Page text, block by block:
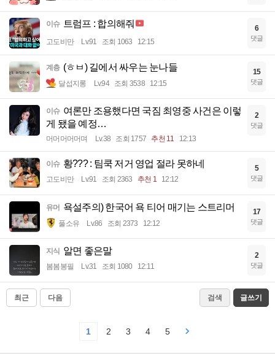
이슈 트럼프 : 합의해줘
고도비만 Lv.91 조회 1063 12:15
6
댓글
계층 (ㅎㅂ) 길에서 싸우는 눈나들
달섭지롱 Lv.94 조회 3538 12:15
15
댓글
이슈 여론만 조용했다면 국짐 최영중 사건은 이렇
게 됐을 예정…
머머머머머며 Lv.38 조회 1757 추천 11 12:13
2
댓글
이슈 황??? : 팀쿡 저거 영업 절라 못하네
고도비만 Lv.91 조회 2363 추천 1 12:12
5
댓글
유머 욕설주의) 한국어 욕 티어 매기는 스트리머
풀소유 Lv.86 조회 2373 12:12
17
댓글
지식 알면 좋은말
봄봄봉필 Lv.31 조회 1080 12:11
2
댓글
최근 다음 검색 글쓰기
1 2 3 4 5